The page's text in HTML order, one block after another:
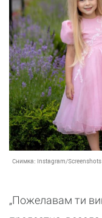
Снимка: Instagram/Screenshots
„Пожелавам ти